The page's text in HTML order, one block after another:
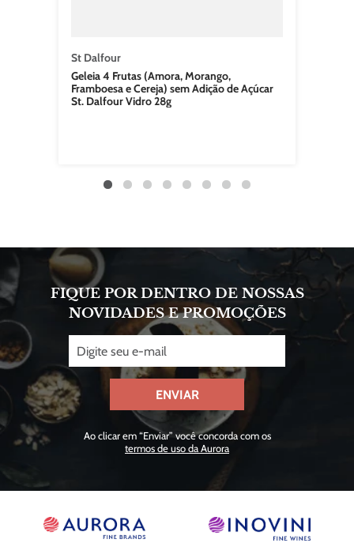
St Dalfour
Geleia 4 Frutas (Amora, Morango,
Framboesa e Cereja) sem Adição de Açúcar
St. Dalfour Vidro 28g
FIQUE POR DENTRO DE NOSSAS
NOVIDADES E PROMOÇÕES
ENVIAR
Ao clicar em “Enviar” você concorda com os
termos de uso da Aurora